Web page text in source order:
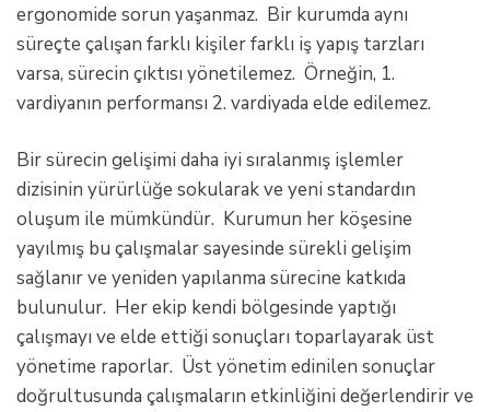
ergonomide sorun yaşanmaz. Bir kurumda aynı
süreçte çalışan farklı kişiler farklı iş yapış tarzları
varsa, sürecin çıktısı yönetilemez. Örneğin, 1.
vardiyanın performansı 2. vardiyada elde edilemez.
Bir sürecin gelişimi daha iyi sıralanmış işlemler
dizisinin yürürlüğe sokularak ve yeni standardın
oluşum ile mümkündür. Kurumun her köşesine
yayılmış bu çalışmalar sayesinde sürekli gelişim
sağlanır ve yeniden yapılanma sürecine katkıda
bulunulur. Her ekip kendi bölgesinde yaptığı
çalışmayı ve elde ettiği sonuçları toparlayarak üst
yönetime raporlar. Üst yönetim edinilen sonuçlar
doğrultusunda çalışmaların etkinliğini değerlendirir ve